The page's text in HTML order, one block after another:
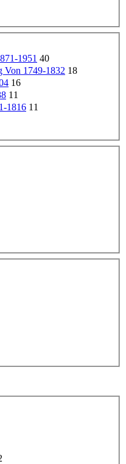
1951 40
Von 1749-1832 18
16
11
1816 11